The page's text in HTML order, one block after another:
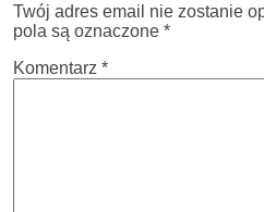
Twój adres email nie zostanie
pola są oznaczone *
Komentarz *